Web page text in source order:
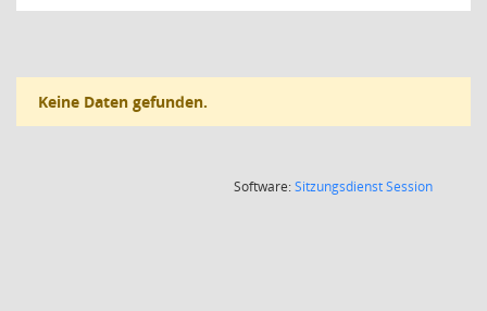
Keine Daten gefunden.
Software:SitzungsdienstSession(Wird in